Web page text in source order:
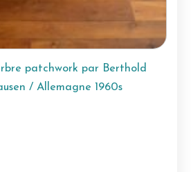
patchwork par Berthold
/ Allemagne 1960s